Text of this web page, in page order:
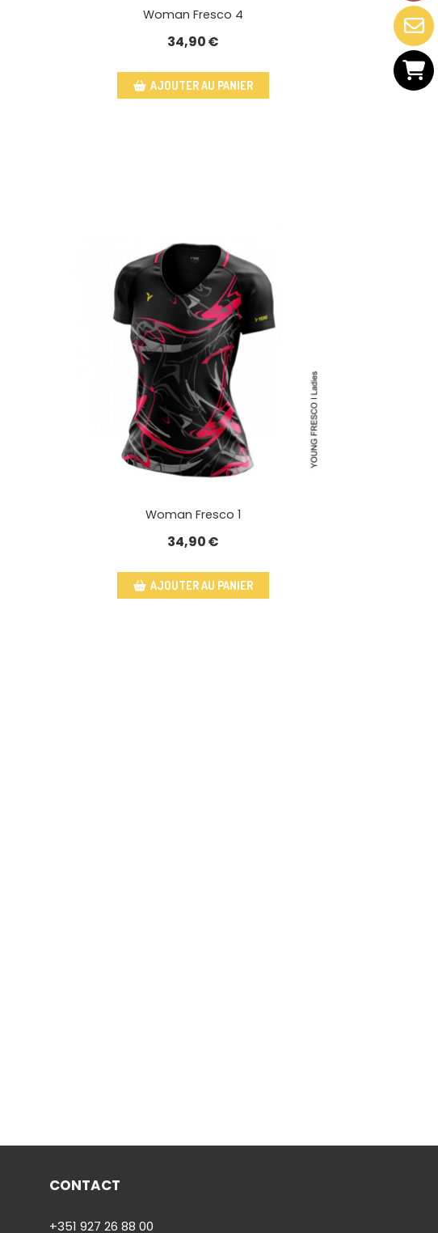
Woman Fresco 4
34,90€
AJOUTER AU PANIER
Woman Fresco 1
34,90€
AJOUTER AU PANIER
CONTACT
+351 927 26 88 00